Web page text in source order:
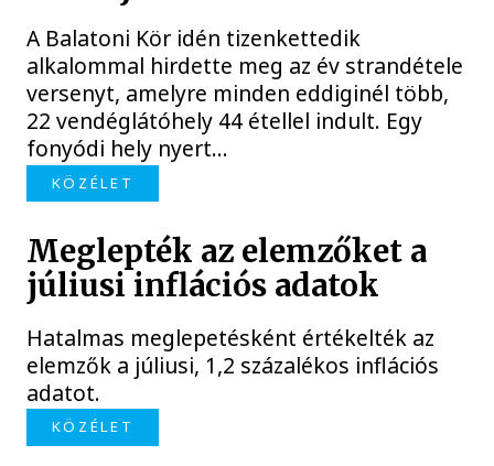
A Balatoni Kör idén tizenkettedik
alkalommal hirdette meg az év strandétele
versenyt, amelyre minden eddiginél több,
22 vendéglátóhely 44 étellel indult. Egy
fonyódi hely nyert...
KÖZÉLET
Meglepték az elemzőket a
júliusi inflációs adatok
Hatalmas meglepetésként értékelték az
elemzők a júliusi, 1,2 százalékos inflációs
adatot.
KÖZÉLET